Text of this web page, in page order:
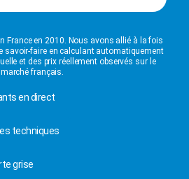
France en 2010. Nous avons allié à la fois
savoir-faire en calculant automatiquement
et des prix réellement observés sur le
marché français.
en direct
techniques
grise